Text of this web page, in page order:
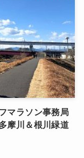
マラソン事務局
摩川＆根川緑道